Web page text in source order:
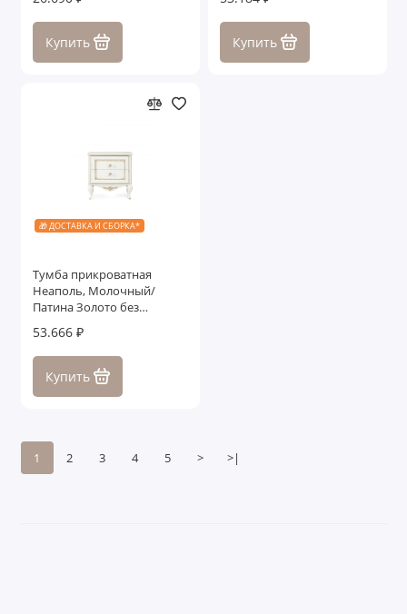
Купить Купить
🎁 ДОСТАВКА И СБОРКА*
Тумба прикроватная
Неаполь, Молочный/
Патина Золото без
53.666 ₽
Купить
1 2 3 4 5 > >|